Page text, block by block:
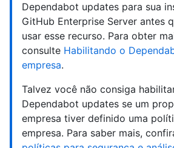
Dependabot updates para sua
GitHub Enterprise Server antes
usar esse recurso. Para obter
consulte Habilitando o
empresa.
Talvez você não consiga
Dependabot updates se um
empresa tiver definido uma
empresa. Para saber mais,